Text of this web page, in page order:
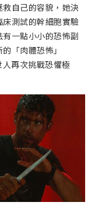
自己的容貌，她決
測試的幹細胞實驗
一點小小的恐怖副
「肉體恐怖」
再次挑戰恐懼極